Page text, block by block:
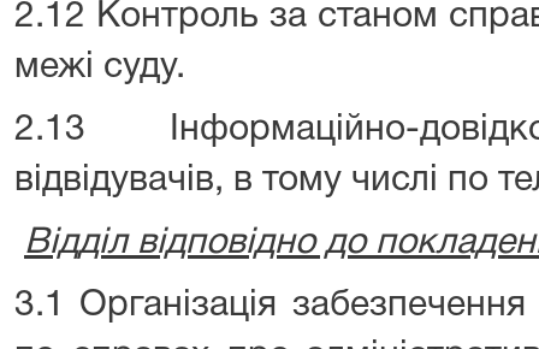
2.12 Контроль за станом
межі суду.
2.13 Інформаційно-
відвідувачів, в тому числі по
Відділ відповідно до
3.1 Організація